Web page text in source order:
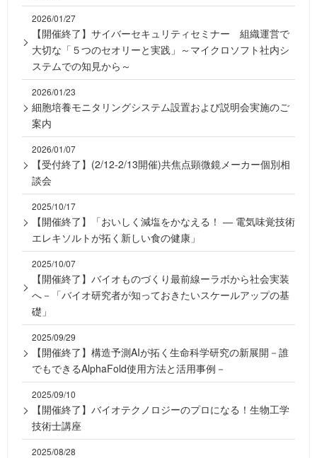
2026/01/27
【開催終了】サイバーセキュリティセミナー 組織運営で
大切な「５つのセオリーと実践」～マイクロソフト社内シ
ステムでの知見から～
2026/01/23
細胞培養モニタリングシステム設置および説明会実施のご
案内
2026/01/07
【受付終了】(2/12-2/13開催)共焦点顕微鏡メーカー個別相
談会
2025/10/17
【開催終了】「おいしく減塩をかなえる！ ― 電気味覚技術
エレキソルトが拓く新しい食の健康」
2025/10/07
【開催終了】バイオものづくり最前線ーラボから社会実装
へ－「バイオ研究者が知っておきたいスケールアップの基
礎」
2025/09/29
【開催終了】構造予測AIが拓く生命科学研究の新展開－誰
でもできるAlphaFold使用方法と活用事例－
2025/09/10
【開催終了】バイオテクノロジーのプロになる！生物工学
技術士講座
2025/08/28